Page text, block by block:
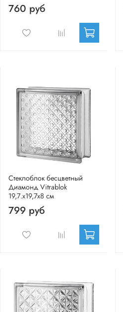
760 руб
Стеклоблок бесцветный
Диамонд Vitrablok
19,7.x19,7x8 см
799 руб